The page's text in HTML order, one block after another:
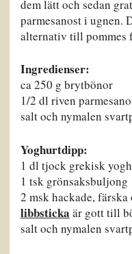
dem lätt och sedan
parmesanost i ugnen.
alternativ till pommes
Ingredienser:
ca 250 g brytbönor
1/2 dl riven
salt och nymalen
Yoghurtdipp:
1 dl tjock grekisk
1 tsk grönsaksbuljong
2 msk hackade, färska
libbsticka är gott till
salt och nymalen